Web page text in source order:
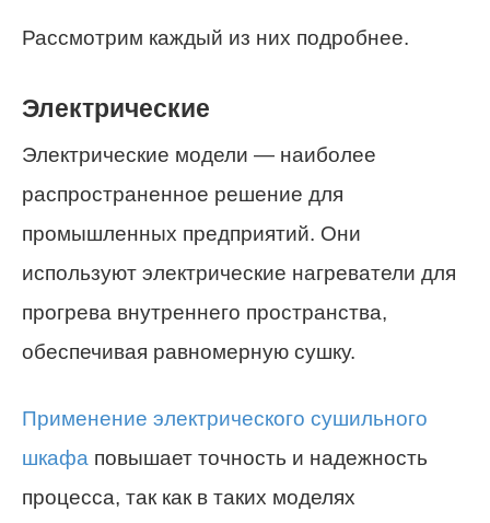
Рассмотрим каждый из них подробнее.
Электрические
Электрические модели — наиболее
распространенное решение для
промышленных предприятий. Они
используют электрические нагреватели для
прогрева внутреннего пространства,
обеспечивая равномерную сушку.
Применение электрического сушильного
шкафа повышает точность и надежность
процесса, так как в таких моделях